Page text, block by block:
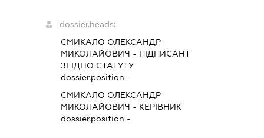
dossier.heads:
СМИКАЛО ОЛЕКСАНДР
МИКОЛАЙОВИЧ - ПІДПИСАНТ
ЗГІДНО СТАТУТУ
dossier.position -
СМИКАЛО ОЛЕКСАНДР
МИКОЛАЙОВИЧ - КЕРІВНИК
dossier.position -